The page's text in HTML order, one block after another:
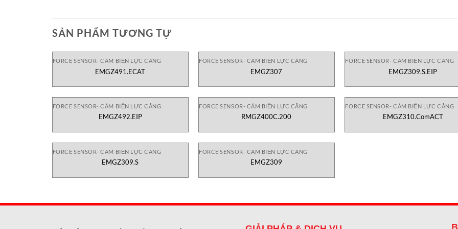
SẢN PHẨM TƯƠNG TỰ
FORCE SENSOR- CẢM BIẾN LỰC CĂNG
EMGZ491.ECAT
FORCE SENSOR- CẢM BIẾN LỰC CĂNG
EMGZ307
FORCE SENSOR- CẢM BIẾN LỰC CĂNG
EMGZ309.S.EIP
FORCE SENSOR- CẢM BIẾN LỰC CĂNG
EMGZ492.EIP
FORCE SENSOR- CẢM BIẾN LỰC CĂNG
RMGZ400C.200
FORCE SENSOR- CẢM BIẾN LỰC CĂNG
EMGZ310.ComACT
FORCE SENSOR- CẢM BIẾN LỰC CĂNG
EMGZ309.S
FORCE SENSOR- CẢM BIẾN LỰC CĂNG
EMGZ309